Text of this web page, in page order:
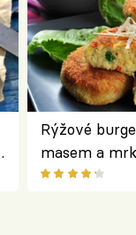
Rýžové
masem a
salátem –